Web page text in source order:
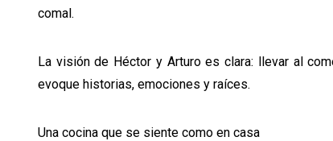
comal.
La visión de Héctor y Arturo es clara: llevar al
evoque historias, emociones y raíces.
Una cocina que se siente como en casa